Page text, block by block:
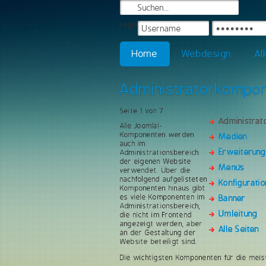
Login
Home Webdesign
Medien
Menüs
Banner
Umleitung
Alle Seiten
Seite 1 von 7
Alle Joomla!-
Komponenten werden
auch im
Administrationsbereich
der eigenen Website
verwendet. Über die
nachfolgend aufgelisteten
Komponenten hinaus gibt
es viele Komponenten im
Administrationsbereich,
die nicht im Frontend
angezeigt werden, aber
an der Gestaltung der
Website beteiligt sind.
Die wichtigsten Komponenten für die